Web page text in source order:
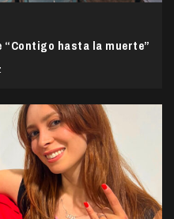
hasta la muerte”